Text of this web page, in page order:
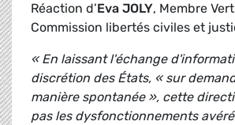
Réaction d’Eva JOLY, Membre
Commission libertés civiles et
« En laissant l'échange
discrétion des États, « sur
manière spontanée », cette
pas les dysfonctionnements